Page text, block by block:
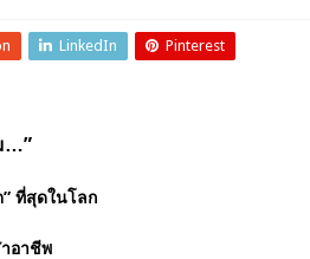
LinkedIn Pinterest
…”
ที่สุดในโลก
อาชีพ